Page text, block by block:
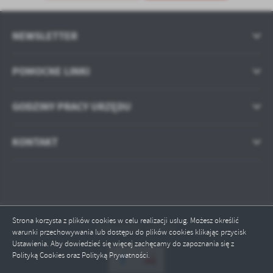
Strona korzysta z plików cookies w celu realizacji usług. Możesz określić
warunki przechowywania lub dostępu do plików cookies klikając przycisk
Ustawienia. Aby dowiedzieć się więcej zachęcamy do zapoznania się z
Polityką Cookies oraz Polityką Prywatności.
treści w postaci wiadomości, ofert, komunikatów mediów
społecznościowych.
POMOCNE LINKI
NEWSLETTER
GODZINY PRACY URZĘDU
KONTAKT
Odwiedzin: 570452